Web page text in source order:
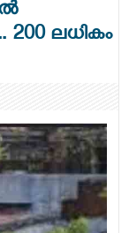
200 ലധികം